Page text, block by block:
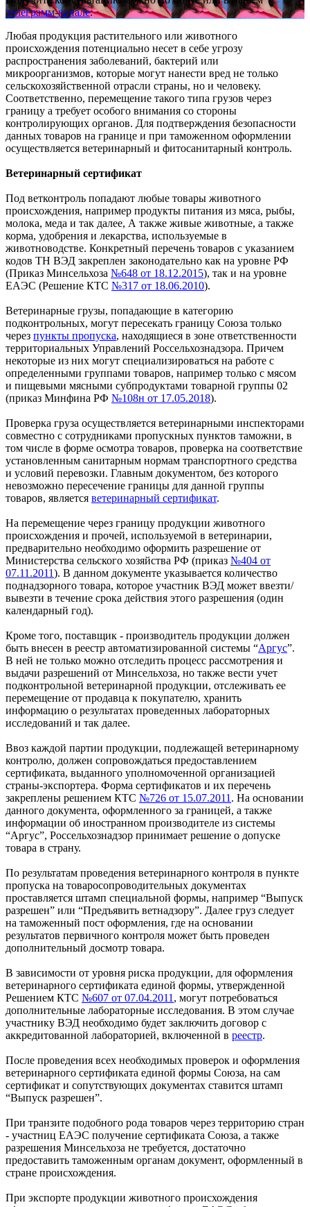
телеграмм-канале.
Любая продукция растительного или животного
происхождения потенциально несет в себе угрозу
распространения заболеваний, бактерий или
микроорганизмов, которые могут нанести вред не только
сельскохозяйственной отрасли страны, но и человеку.
Соответственно, перемещение такого типа грузов через
границу а требует особого внимания со стороны
контролирующих органов. Для подтверждения безопасности
данных товаров на границе и при таможенном оформлении
осуществляется ветеринарный и фитосанитарный контроль.
Ветеринарный сертификат
Под ветконтроль попадают любые товары животного
происхождения, например продукты питания из мяса, рыбы,
молока, меда и так далее, А также живые животные, а также
корма, удобрения и лекарства, используемые в
животноводстве. Конкретный перечень товаров с указанием
кодов ТН ВЭД закреплен законодательно как на уровне РФ
(Приказ Минсельхоза №648 от 18.12.2015), так и на уровне
ЕАЭС (Решение КТС №317 от 18.06.2010).
Ветеринарные грузы, попадающие в категорию
подконтрольных, могут пересекать границу Союза только
через пункты пропуска, находящиеся в зоне ответственности
территориальных Управлений Россельхознадзора. Причем
некоторые из них могут специализироваться на работе с
определенными группами товаров, например только с мясом
и пищевыми мясными субпродуктами товарной группы 02
(приказ Минфина РФ №108н от 17.05.2018).
Проверка груза осуществляется ветеринарными инспекторами
совместно с сотрудниками пропускных пунктов таможни, в
том числе в форме осмотра товаров, проверка на соответствие
установленным санитарным нормам транспортного средства
и условий перевозки. Главным документом, без которого
невозможно пересечение границы для данной группы
товаров, является ветеринарный сертификат.
На перемещение через границу продукции животного
происхождения и прочей, используемой в ветеринарии,
предварительно необходимо оформить разрешение от
Министерства сельского хозяйства РФ (приказ №404 от
07.11.2011). В данном документе указывается количество
поднадзорного товара, которое участник ВЭД может ввезти/
вывезти в течение срока действия этого разрешения (один
календарный год).
Кроме того, поставщик - производитель продукции должен
быть внесен в реестр автоматизированной системы “Аргус”.
В ней не только можно отследить процесс рассмотрения и
выдачи разрешений от Минсельхоза, но также вести учет
подконтрольной ветеринарной продукции, отслеживать ее
перемещение от продавца к покупателю, хранить
информацию о результатах проведенных лабораторных
исследований и так далее.
Ввоз каждой партии продукции, подлежащей ветеринарному
контролю, должен сопровождаться предоставлением
сертификата, выданного уполномоченной организацией
страны-экспортера. Форма сертификатов и их перечень
закреплены решением КТС №726 от 15.07.2011 . На основании
данного документа, оформленного за границей, а также
информации об иностранном производителе из системы
“Аргус”, Россельхознадзор принимает решение о допуске
товара в страну.
По результатам проведения ветеринарного контроля в пункте
пропуска на товаросопроводительных документах
проставляется штамп специальной формы, например “Выпуск
разрешен” или “Предъявить ветнадзору”. Далее груз следует
на таможенный пост оформления, где на основании
результатов первичного контроля может быть проведен
дополнительный досмотр товара.
В зависимости от уровня риска продукции, для оформления
ветеринарного сертификата единой формы, утвержденной
Решением КТС №607 от 07.04.2011 , могут потребоваться
дополнительные лабораторные исследования. В этом случае
участнику ВЭД необходимо будет заключить договор с
аккредитованной лабораторией, включенной в реестр.
После проведения всех необходимых проверок и оформления
ветеринарного сертификата единой формы Союза, на сам
сертификат и сопутствующих документах ставится штамп
“Выпуск разрешен”.
При транзите подобного рода товаров через территорию стран
- участниц ЕАЭС получение сертификата Союза, а также
разрешения Минсельхоза не требуется, достаточно
предоставить таможенным органам документ, оформленный в
стране происхождения.
При экспорте продукции животного происхождения